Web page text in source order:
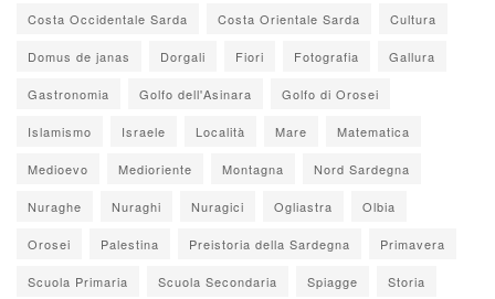
Costa Occidentale Sarda Costa Orientale Sarda Cultura
Domus de janas Dorgali Fiori Fotografia Gallura
Gastronomia Golfo dell'Asinara Golfo di Orosei
Islamismo Israele Località Mare Matematica
Medioevo Medioriente Montagna Nord Sardegna
Nuraghe Nuraghi Nuragici Ogliastra Olbia
Orosei Palestina Preistoria della Sardegna Primavera
Scuola Primaria Scuola Secondaria Spiagge Storia